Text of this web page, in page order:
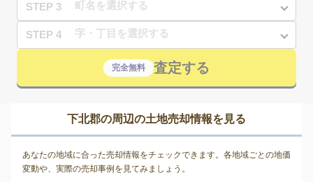
STEP 3
STEP 4
完全無料 査定する
下北郡の周辺の土地売却情報を見る
あなたの地域に合った売却情報をチェックできます。各地域ごとの地価
変動や、実際の売却事例を見てみましょう。